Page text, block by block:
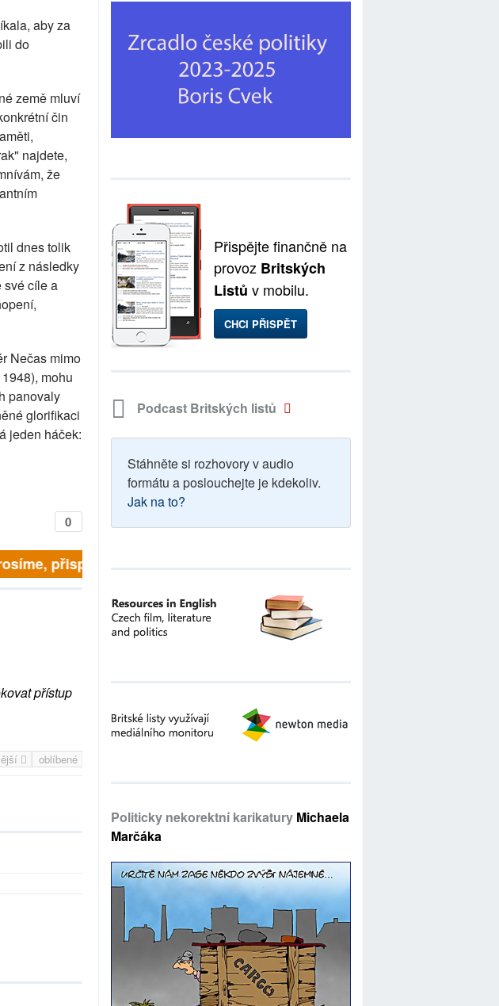
aby za
do
země mluví
čin
najdete,
že
dnes tolik
z následky
své cíle a
Nečas mimo
mohu
panovaly
glorifikaci
jeden háček:
0
přispějte. ➥
přístup
oblíbené
Přispějte finančně na
provoz Britských
Listů v mobilu.
CHCI PŘISPĚT
Podcast Britských listů
Stáhněte si rozhovory v audio
formátu a poslouchejte je kdekoliv.
Jak na to?
Politicky nekorektní karikatury Michaela
Marčáka